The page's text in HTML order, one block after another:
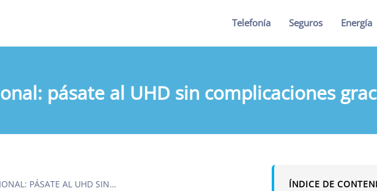
Telefonía Seguros Energía
pásate al UHD sin complicaciones
PÁSATE AL UHD SIN…
ÍNDICE DE